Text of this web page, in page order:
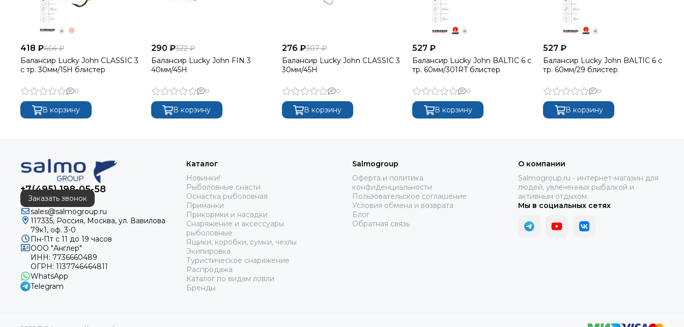
418 ₽464 ₽
Балансир Lucky John CLASSIC 3
с тр. 30мм/15H блистер
0
В корзину
290 ₽322 ₽
Балансир Lucky John FIN 3
40мм/45H
0
В корзину
276 ₽307 ₽
Балансир Lucky John CLASSIC 3
30мм/45H
0
В корзину
527 ₽
Балансир Lucky John BALTIC 6 с
тр. 60мм/301RT блистер
0
В корзину
527 ₽
Балансир Lucky John BALTIC 6 с
тр. 60мм/29 блистер
0
В корзину
+7(495) 198-05-58
Заказать звонок
sales@salmogroup.ru
117335, Россия, Москва, ул. Вавилова
79к1, оф. 3-0
Пн-Пт с 11 до 19 часов
ООО "Англер"
ИНН: 7736660489
ОГРН: 1137746464811
WhatsApp
Telegram
Каталог
Новинки!
Рыболовные снасти
Оснастка рыболовная
Приманки
Прикормки и насадки
Снаряжение и аксессуары
рыболовные
Ящики, коробки, сумки, чехлы
Экипировка
Туристическое снаряжение
Распродажа
Каталог по видам ловли
Бренды
Salmogroup
Оферта и политика
конфиденциальности
Пользовательское соглашение
Условия обмена и возврата
Блог
Обратная связь
О компании
Salmogroup.ru - интернет-магазин для
людей, увлеченных рыбалкой и
активным отдыхом.
Мы в социальных сетях